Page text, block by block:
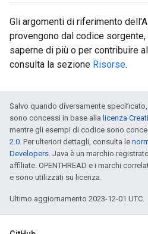
Gli argomenti di riferimento
provengono dal codice
saperne di più o per contribuire
consulta la sezione Risorse.
Salvo quando diversamente
sono concessi in base alla licenza
mentre gli esempi di codice sono
2.0. Per ulteriori dettagli, consulta le
Developers. Java è un marchio
affiliate. OPENTHREAD e i marchi
e sono utilizzati su licenza.
Ultimo aggiornamento 2023-12-01 UTC.